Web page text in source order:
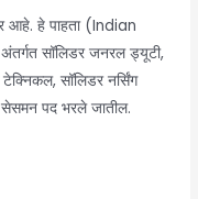
आहे. हे पाहता (Indian
सॉलिडर जनरल ड्यूटी,
सॉलिडर नर्सिंग
पद भरले जातील.